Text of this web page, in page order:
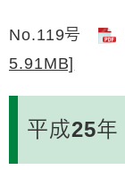
No.119号
5.91MB]
平成25年